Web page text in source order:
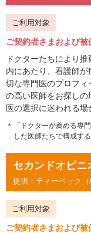
ご利用対象
ご契約者さまおよび被
ドクターたちにより
内にあたり、看護師
切な専門医のプロフ
の高い医師をお探し
医の選択に迷われる場
「ドクターが薦める専
した医師たちで構成す
セカンドオピニ
提供：ティーペック（
ご利用対象
ご契約者さまおよび被